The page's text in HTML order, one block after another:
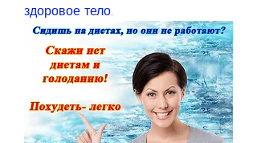
здоровое тело.